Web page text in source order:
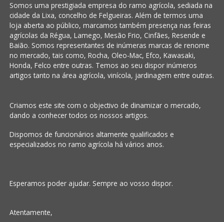
Somos uma prestigiada empresa do ramo agrícola, sediada na
cidade da Lixa, concelho de Felgueiras. Além de termos uma
loja aberta ao público, marcamos também presença nas feiras
agrícolas da Régua, Lamego, Mesão Frio, Cinfães, Resende e
Baião. Somos representantes de inúmeras marcas de renome
no mercado, tais como, Rocha, Oleo-Mac, Efco, Kawasaki,
Honda, Felco entre outras. Temos ao seu dispor inúmeros
artigos tanto na área agrícola, vinícola, jardinagem entre outras.
Criamos este site com o objectivo de dinamizar o mercado,
dando a conhecer todos os nossos artigos.
Dispomos de funcionários altamente qualificados e
especializados no ramo agrícola há vários anos.
Esperamos poder ajudar. Sempre ao vosso dispor.
Atentamente,